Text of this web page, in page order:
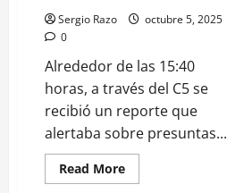
Sergio Razo
octubre 5, 2025
0
Alrededor de las 15:40
horas, a través del C5 se
recibió un reporte que
alertaba sobre presuntas...
Read MoreRead
more